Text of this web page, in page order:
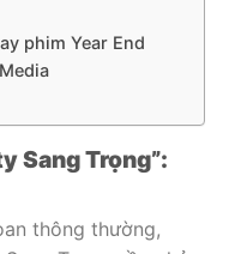
phim Year End
Sang Trọng”:
thông thường,